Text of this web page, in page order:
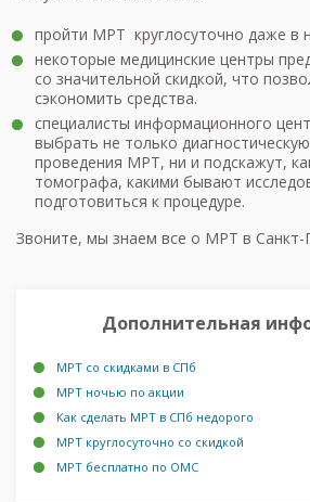
пройти МРТ круглосуточно даже в
некоторые медицинские центры
со значительной скидкой, что
сэкономить средства.
специалисты информационного
выбрать не только
проведения МРТ, ни и подскажут,
томографа, какими бывают
подготовиться к процедуре.
Звоните, мы знаем все о МРТ в Санкт-
Дополнительная
МРТ со скидками в СПб
МРТ ночью по акции
Как сделать МРТ в СПб недорого
МРТ круглосуточно со скидкой
МРТ бесплатно по ОМС